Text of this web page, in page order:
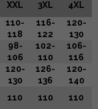
XXL 3XL 4XL
110-
118
116-
122
120-
130
98-
106
102-
110
106-
116
120-
130
126-
136
120-
140
110 110
110